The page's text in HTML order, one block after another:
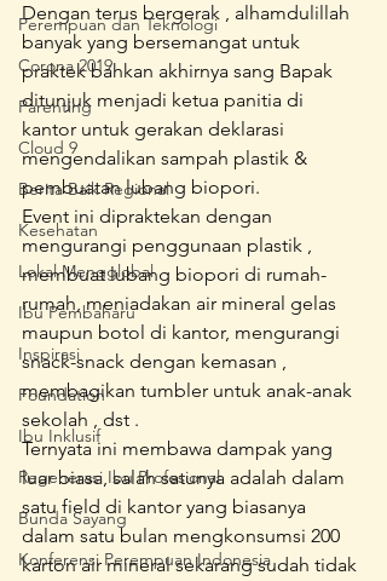
Perempuan dan Teknologi
Corona 2019
Parenting
Cloud 9
Berita Baik Regional
Kesehatan
Lokal Mengglobal
Ibu Pembaharu
Inspirasi
Foundation
Ibu Inklusif
Regenerasi Ibu Profesional
Bunda Sayang
Konferensi Perempuan Indonesia
Dengan terus bergerak , alhamdulillah
banyak yang bersemangat untuk
praktek bahkan akhirnya sang Bapak
ditunjuk menjadi ketua panitia di
kantor untuk gerakan deklarasi
mengendalikan sampah plastik &
pembuatan lubang biopori.
Event ini dipraktekan dengan
mengurangi penggunaan plastik ,
membuat lubang biopori di rumah-
rumah, meniadakan air mineral gelas
maupun botol di kantor, mengurangi
snack-snack dengan kemasan ,
membagikan tumbler untuk anak-anak
sekolah , dst .
Ternyata ini membawa dampak yang
luar biasa, salah satunya adalah dalam
satu field di kantor yang biasanya
dalam satu bulan mengkonsumsi 200
karton air mineral sekarang sudah tidak